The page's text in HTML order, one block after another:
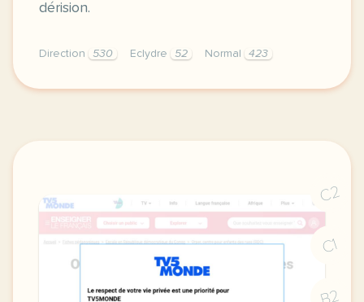
dérision.
Direction 530 Eclydre 52 Normal 423
didomi host didomi components button cursor
C2
C1